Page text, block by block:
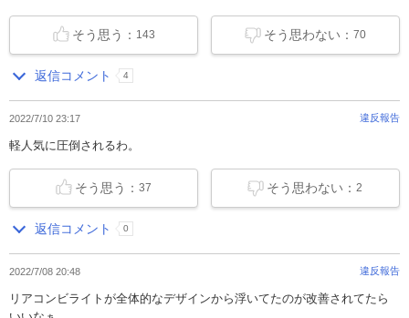
そう思わない： 70
そう思う： 143
返信コメント 4
2022/7/10 23:17 違反報告
軽人気に圧倒されるわ。
そう思わない：2
そう思う：37
返信コメント 0
2022/7/08 20:48 違反報告
リアコンビライトが全体的なデザインから浮いてたのが改善されてたら